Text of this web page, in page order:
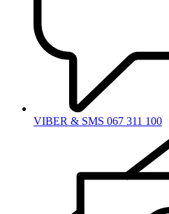
VIBER & SMS 067 311 100